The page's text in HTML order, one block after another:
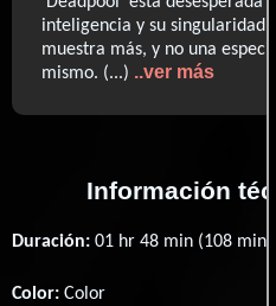
inteligencia y su singularidad,
muestra más, y no una
mismo. (...) ..ver más
Información
Duración: 01 hr 48 min (108
Color: Color